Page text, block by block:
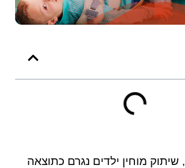
מוחין ילדים נגרם כתוצאה